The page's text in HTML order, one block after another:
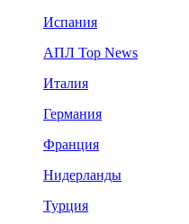
Испания
АПЛ Top News
Италия
Германия
Франция
Нидерланды
Турция